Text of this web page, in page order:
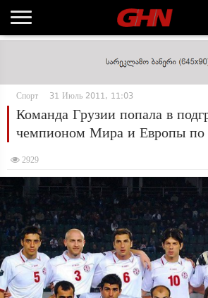
Спорт 31 Июль 2011, 11:03
Команда Грузии попала в
чемпионом Мира и Европы по
2929